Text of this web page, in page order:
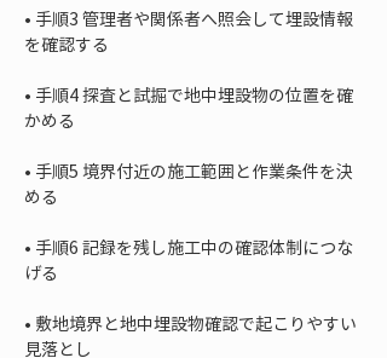
• 手順3 管理者や関係者へ照会して埋設情報
• 手順4 探査と試掘で地中埋設物の位置を確
• 手順5 境界付近の施工範囲と作業条件を決
• 手順6 記録を残し施工中の確認体制につな
• 敷地境界と地中埋設物確認で起こりやすい